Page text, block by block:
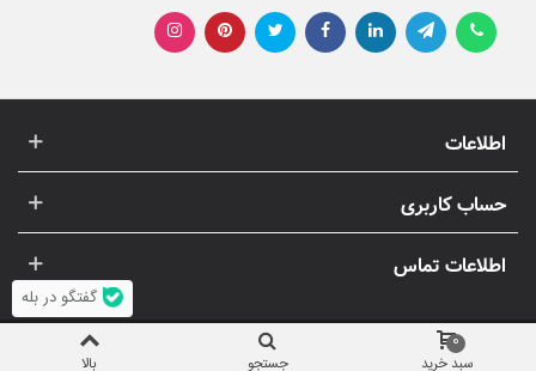
اطلاعات
حساب کاربری
اطلاعات تماس
سبد خرید
0
جستجو بالا
گفتگو در بله